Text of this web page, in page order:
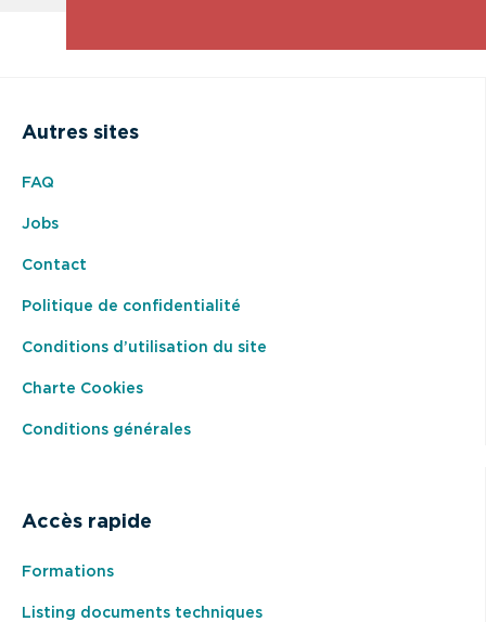
Autres sites
FAQ
Jobs
Contact
Politique de confidentialité
Conditions d’utilisation du site
Charte Cookies
Conditions générales
Accès rapide
Formations
Listing documents techniques